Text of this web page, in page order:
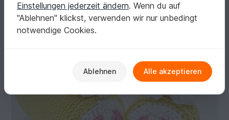
Einstellungen jederzeit ändern. Wenn du auf
"Ablehnen" klickst, verwenden wir nur unbedingt
notwendige Cookies.
Ablehnen Alle akzeptieren